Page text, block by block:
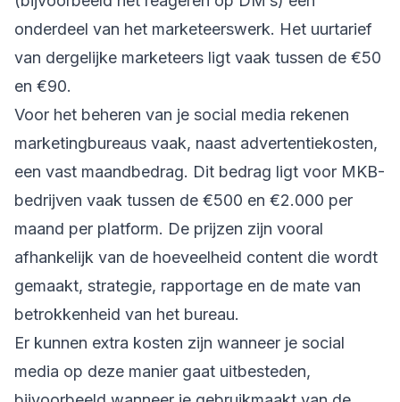
onderdeel van het marketeerswerk. Het uurtarief
van dergelijke marketeers ligt vaak tussen de €50
en €90.
Voor het beheren van je social media rekenen
marketingbureaus vaak, naast advertentiekosten,
een vast maandbedrag. Dit bedrag ligt voor MKB-
bedrijven vaak tussen de €500 en €2.000 per
maand per platform. De prijzen zijn vooral
afhankelijk van de hoeveelheid content die wordt
gemaakt, strategie, rapportage en de mate van
betrokkenheid van het bureau.
Er kunnen extra kosten zijn wanneer je social
media op deze manier gaat uitbesteden,